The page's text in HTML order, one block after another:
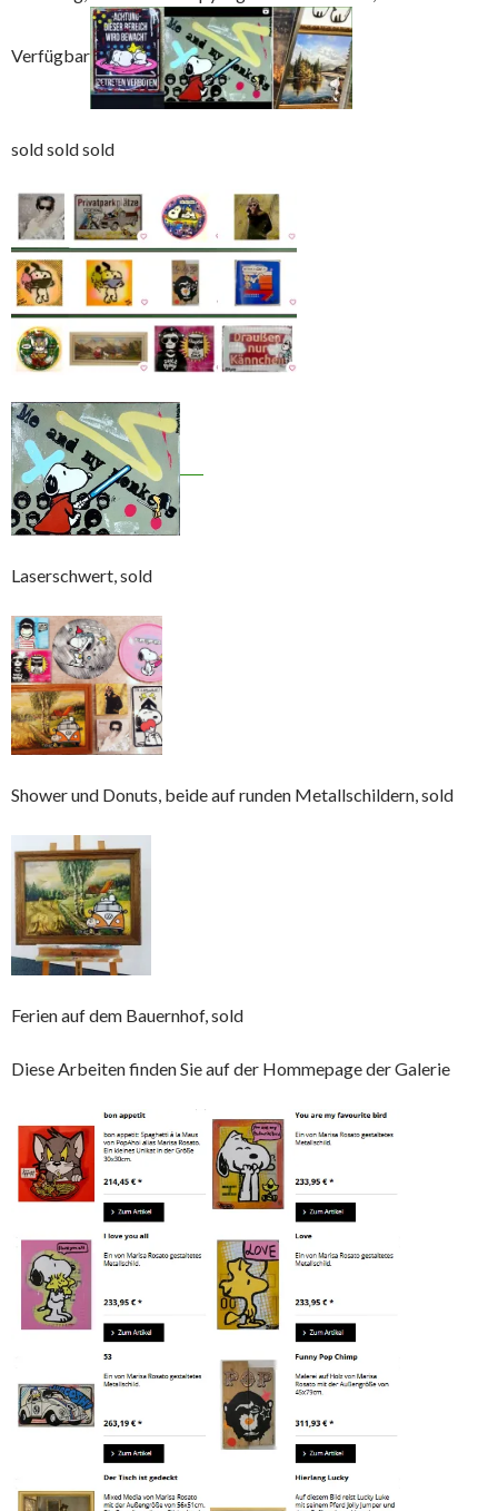
Verfügbar
sold sold sold
Laserschwert, sold
Shower und Donuts, beide auf runden Metallschildern, sold
Ferien auf dem Bauernhof, sold
Diese Arbeiten finden Sie auf der Hommepage der Galerie